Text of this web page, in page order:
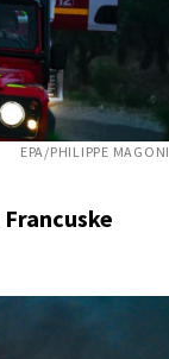
EPA/PHILIPPE MAGONI
Francuske